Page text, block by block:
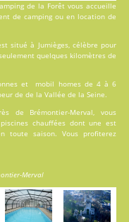
de la Forêt vous accueille
de campingou en location de
situé à Jumièges, célèbre pour
quelques kilomètres de
et mobil homesde 4 à 6
de de la Vallée de la Seine.
de Brémontier-Merval, vous
piscines chauffées dont une est
toute saison. Vous profiterez
Merval